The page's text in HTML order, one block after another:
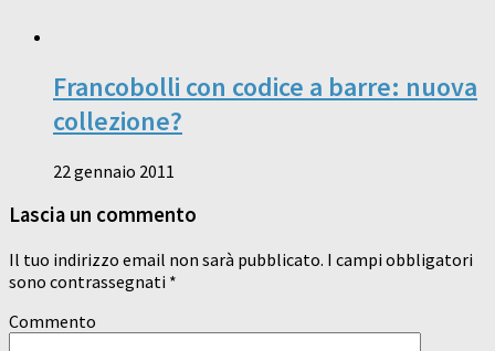
Francobolli con codice a barre: nuova
collezione?
22 gennaio 2011
Lascia un commento
Il tuo indirizzo email non sarà pubblicato. I campi obbligatori
sono contrassegnati *
Commento